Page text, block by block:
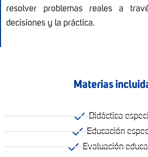
resolver problemas reales a
decisiones y la práctica.
Materias
Didáctica
Educación
Evaluación